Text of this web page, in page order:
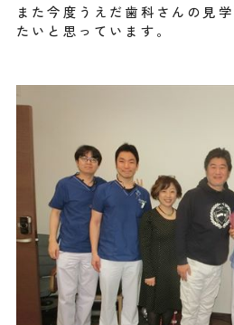
また今度うえだ歯科さんの見
たいと思っています。